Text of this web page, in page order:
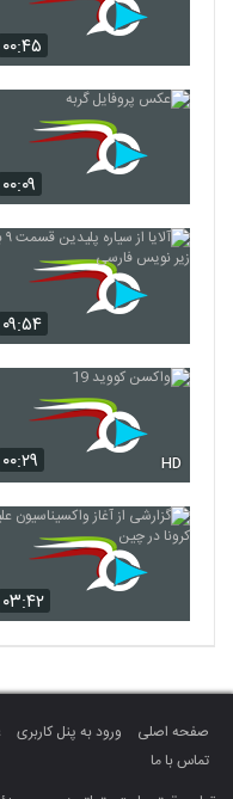
۰۰:۴۵
۰۰:۰۹
۰۹:۵۴
۰۰:۲۹ HD
۰۳:۴۲
صفحه اصلی ورود به پنل کاربری
تماس با ما